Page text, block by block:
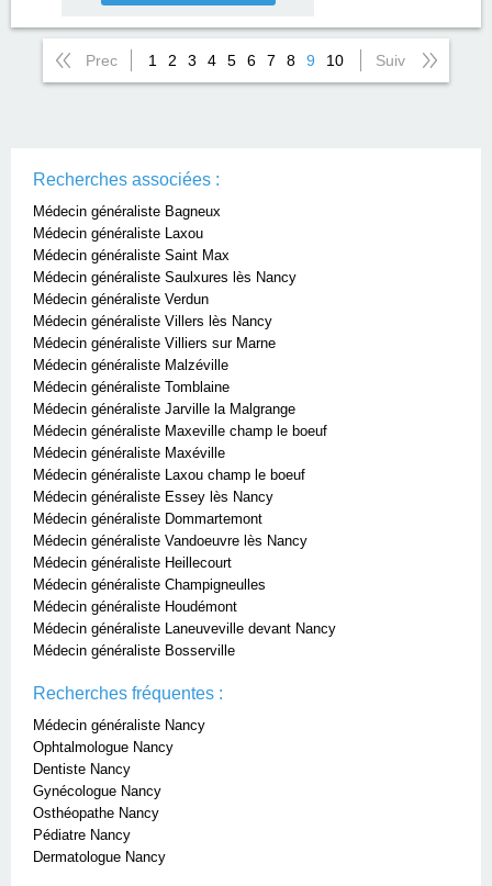
Prec 1 2 3 4 5 6 7 8 9 10 Suiv
Recherches associées :
Médecin généraliste Bagneux
Médecin généraliste Laxou
Médecin généraliste Saint Max
Médecin généraliste Saulxures lès Nancy
Médecin généraliste Verdun
Médecin généraliste Villers lès Nancy
Médecin généraliste Villiers sur Marne
Médecin généraliste Malzéville
Médecin généraliste Tomblaine
Médecin généraliste Jarville la Malgrange
Médecin généraliste Maxeville champ le boeuf
Médecin généraliste Maxéville
Médecin généraliste Laxou champ le boeuf
Médecin généraliste Essey lès Nancy
Médecin généraliste Dommartemont
Médecin généraliste Vandoeuvre lès Nancy
Médecin généraliste Heillecourt
Médecin généraliste Champigneulles
Médecin généraliste Houdémont
Médecin généraliste Laneuveville devant Nancy
Médecin généraliste Bosserville
Recherches fréquentes :
Médecin généraliste Nancy
Ophtalmologue Nancy
Dentiste Nancy
Gynécologue Nancy
Osthéopathe Nancy
Pédiatre Nancy
Dermatologue Nancy